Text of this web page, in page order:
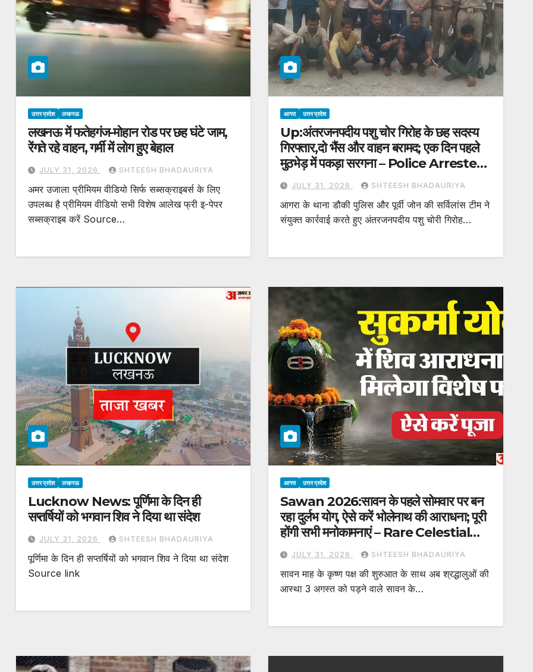
उत्तर प्रदेश लखनऊ
लखनऊ में फतेहगंज-मोहान रोड पर छह घंटे जाम,
रेंगते रहे वाहन, गर्मी में लोग हुए बेहाल
JULY 31, 2026 SHTEESH BHADAURIYA
अमर उजाला प्रीमियम वीडियो सिर्फ सब्सक्राइबर्स के लिए
उपलब्ध है प्रीमियम वीडियो सभी विशेष आलेख फ्री इ-पेपर
सब्सक्राइब करें Source…
आगरा उत्तर प्रदेश
Up:अंतरजनपदीय पशु चोर गिरोह के छह सदस्य
गिरफ्तार,दो भैंस और वाहन बरामद; एक दिन पहले
मुठभेड़ में पकड़ा सरगना – Police Arrested
Six Members Of An Inter-district
Cattle-stealing Gang In Agra
JULY 31, 2026 SHTEESH BHADAURIYA
आगरा के थाना डौकी पुलिस और पूर्वी जोन की सर्विलांस टीम ने
संयुक्त कार्रवाई करते हुए अंतरजनपदीय पशु चोरी गिरोह…
उत्तर प्रदेश लखनऊ
Lucknow News: पूर्णिमा के दिन ही
सप्तर्षियों को भगवान शिव ने दिया था संदेश
JULY 31, 2026 SHTEESH BHADAURIYA
पूर्णिमा के दिन ही सप्तर्षियों को भगवान शिव ने दिया था संदेश
Source link
आगरा उत्तर प्रदेश
Sawan 2026:सावन के पहले सोमवार पर बन
रहा दुर्लभ योग, ऐसे करें भोलेनाथ की आराधना; पूरी
होंगी सभी मनोकामनाएं – Rare Celestial
Alignment Is Forming On First
Monday Of Sawan Month And
Here Is How To Worship
Bholenath
JULY 31, 2026 SHTEESH BHADAURIYA
सावन माह के कृष्ण पक्ष की शुरुआत के साथ अब श्रद्धालुओं की
आस्था 3 अगस्त को पड़ने वाले सावन के…